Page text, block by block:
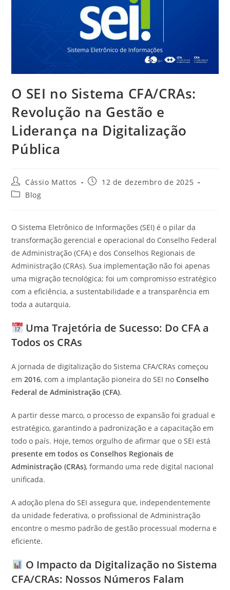
O SEI no Sistema CFA/CRAs:
Revolução na Gestão e
Liderança na Digitalização
Pública
Autor
do
post:
Cássio Mattos
Post12 de dezembro de 2025
Categoria
Blog
O Sistema Eletrônico de Informações (SEI) é o pilar da
transformação gerencial e operacional do Conselho Federal
de Administração (CFA) e dos Conselhos Regionais de
Administração (CRAs). Sua implementação não foi apenas
uma migração tecnológica; foi um compromisso estratégico
com a eficiência, a sustentabilidade e a transparência em
toda a autarquia.
Uma Trajetória de Sucesso: Do CFA a
Todos os CRAs
A jornada de digitalização do Sistema CFA/CRAs começou
em2016, com a implantação pioneira do SEI noConselho
Federal de Administração (CFA).
A partir desse marco, o processo de expansão foi gradual e
estratégico, garantindo a padronização e a capacitação em
todo o país. Hoje, temos orgulho de afirmar que o SEI está
presente em todos os Conselhos Regionais de
Administração (CRAs), formando uma rede digital nacional
unificada.
A adoção plena do SEI assegura que, independentemente
da unidade federativa, o profissional de Administração
encontre o mesmo padrão de gestão processual moderna e
eficiente.
O Impacto da Digitalização no Sistema
CFA/CRAs: Nossos Números Falam